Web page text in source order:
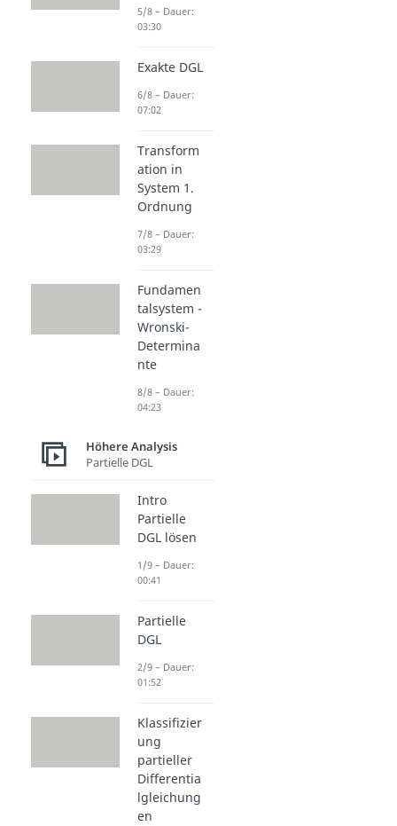
5/8 – Dauer:
03:30
Exakte DGL
6/8 – Dauer:
07:02
Transform
ation in
System 1.
Ordnung
7/8 – Dauer:
03:29
Fundamen
talsystem -
Wronski-
Determina
nte
8/8 – Dauer:
04:23
Höhere Analysis
Partielle DGL
Intro
Partielle
DGL lösen
1/9 – Dauer:
00:41
Partielle
DGL
2/9 – Dauer:
01:52
Klassifizier
ung
partieller
Differentia
lgleichung
en